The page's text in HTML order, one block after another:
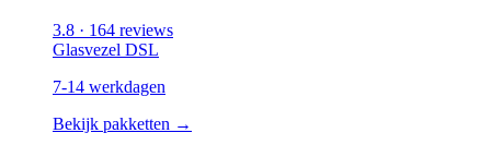
3.8 · 164 reviews
Glasvezel DSL
7-14 werkdagen
Bekijk pakketten →